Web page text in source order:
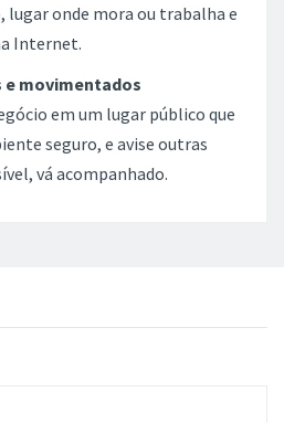
onde mora ou trabalha e
Internet.
e movimentados
em um lugar público que
seguro, e avise outras
vá acompanhado.